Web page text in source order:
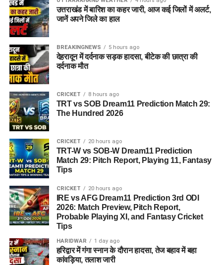
उत्तराखंड में बारिश का कहर जारी, आज कई जिलों में अलर्ट,
जानें अपने जिले का हाल
BREAKINGNEWS 5 hours ago
देहरादून में दर्दनाक सड़क हादसा, बीटेक की छात्रा की
दर्दनाक मौत
CRICKET 8 hours ago
TRT vs SOB Dream11 Prediction Match 29:
The Hundred 2026
CRICKET 20 hours ago
TRT-W vs SOB-W Dream11 Prediction
Match 29: Pitch Report, Playing 11, Fantasy
Tips
CRICKET 20 hours ago
IRE vs AFG Dream11 Prediction 3rd ODI
2026: Match Preview, Pitch Report,
Probable Playing XI, and Fantasy Cricket
Tips
HARIDWAR 1 day ago
हरिद्वार में गंगा स्नान के दौरान हादसा, तेज बहाव में बहा
कांवड़िया, तलाश जारी